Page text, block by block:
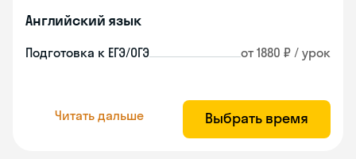
Английский язык
Подготовка к ЕГЭ/ОГЭ от 1880 ₽ / урок
Читать дальше Выбрать время